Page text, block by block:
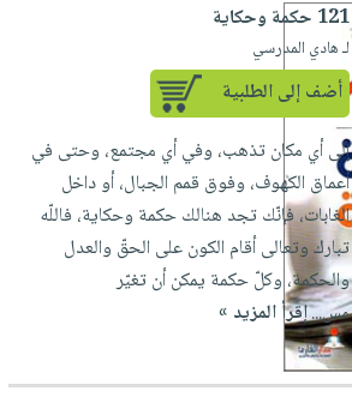
121 حكمة وحكاية
لـ هادي المدرسي
أضف إلى الطلبية
إلى أي مكان تذهب، وفي أي مجتمع، وحتى في
أعماق الكهوف، وفوق قمم الجبال، أو داخل
الغابات، فإنّك تجد هنالك حكمة وحكاية، فاللّه
تبارك وتعالى أقام الكون على الحقّ والعدل
والحكمة، وكلّ حكمة يمكن أن تغيّر
مس...إقرأ المزيد »